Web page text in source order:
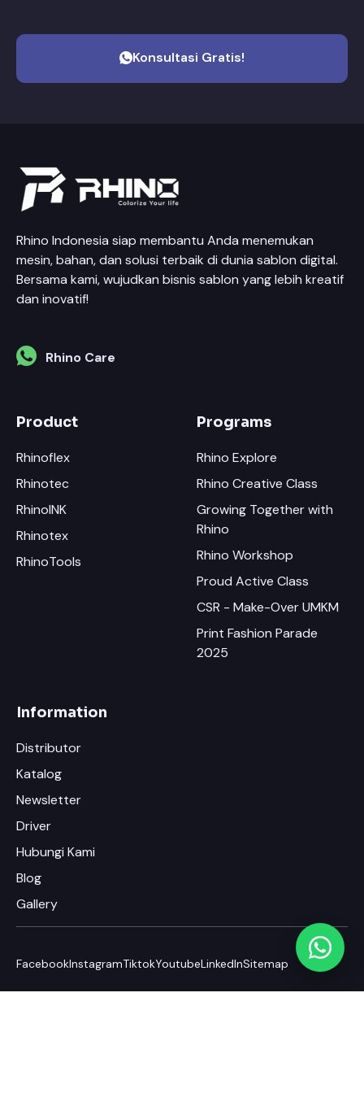
Konsultasi Gratis!
Rhino Indonesia siap membantu Anda menemukan
mesin, bahan, dan solusi terbaik di dunia sablon digital.
Bersama kami, wujudkan bisnis sablon yang lebih kreatif
dan inovatif!
Rhino Care
Product
Rhinoflex
Rhinotec
RhinoINK
Rhinotex
RhinoTools
Programs
Rhino Explore
Rhino Creative Class
Growing Together with
Rhino
Rhino Workshop
Proud Active Class
CSR - Make-Over UMKM
Print Fashion Parade
2025
Information
Distributor
Katalog
Newsletter
Driver
Hubungi Kami
Blog
Gallery
FacebookInstagramTiktokYoutubeLinkedInSitemap